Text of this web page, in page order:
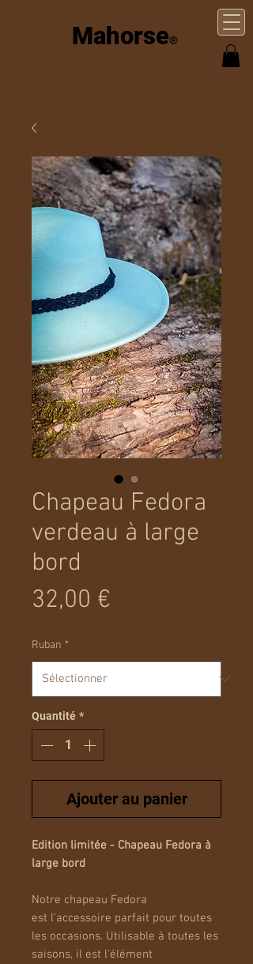
Mahorse®
Chapeau Fedora
verdeau à large
bord
32,00 €
Ruban *
Quantité *
Ajouter au panier
Edition limitée - Chapeau Fedora à
large bord
Notre chapeau Fedora
est l'accessoire parfait pour toutes
les occasions. Utilisable à toutes les
saisons, il est l'élément